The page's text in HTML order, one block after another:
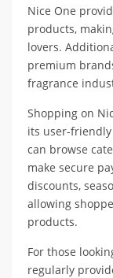
Nice One
products,
lovers.
premium
fragrance
Shopping on
its user-
can browse
make secure
discounts,
allowing
products.
For those
regularly